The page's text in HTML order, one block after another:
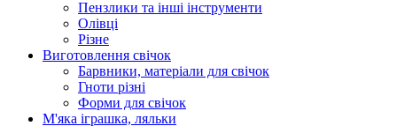
Пензлики та інші інструменти
Олівці
Різне
Виготовлення свічок
Барвники, матеріали для свічок
Гноти різні
Форми для свічок
М'яка іграшка, ляльки